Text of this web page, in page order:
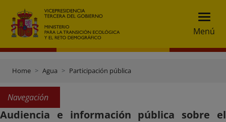
Menú
Home Agua Participación pública
Navegación
Audiencia e información pública sobre el